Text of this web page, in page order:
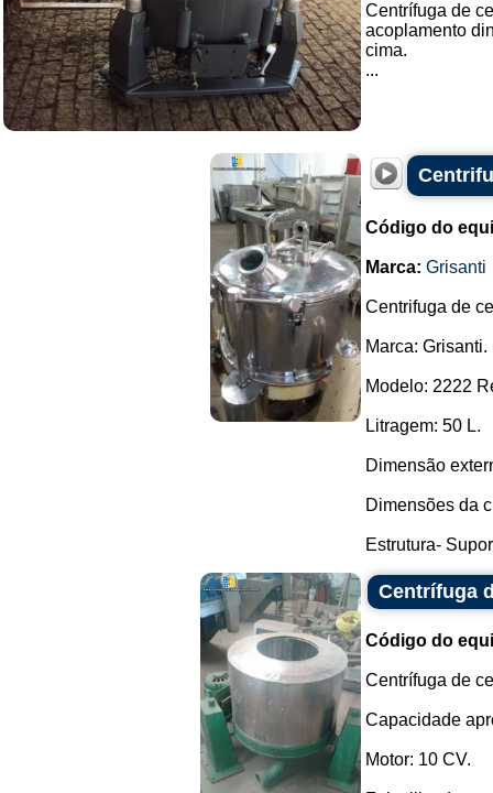
Centrífuga de
acoplamento
cima.
...
Código do
Marca: Grisanti
Centrifuga de
Marca: Grisanti.
Modelo: 2222
Litragem: 50 L.
Dimensão
Dimensões da
Estrutura-
Centrífuga
Código do
Centrífuga de
Capacidade
Motor: 10 CV.